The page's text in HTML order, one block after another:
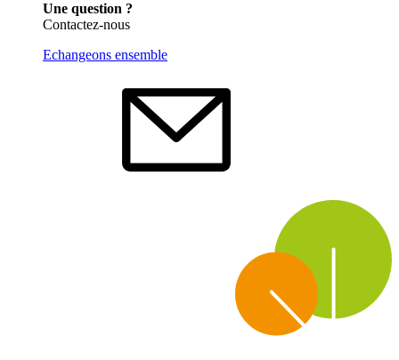
Une question ?
Contactez-nous
Echangeons ensemble